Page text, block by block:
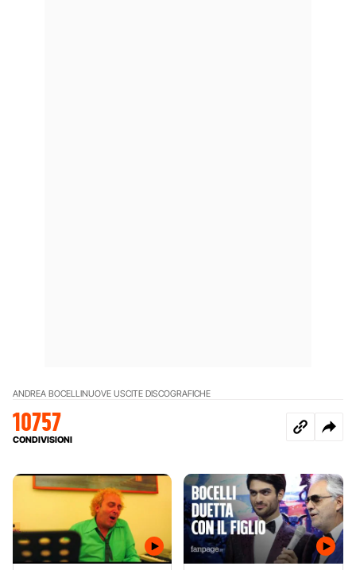
ANDREA BOCELLINUOVE USCITE DISCOGRAFICHE
10757
CONDIVISIONI